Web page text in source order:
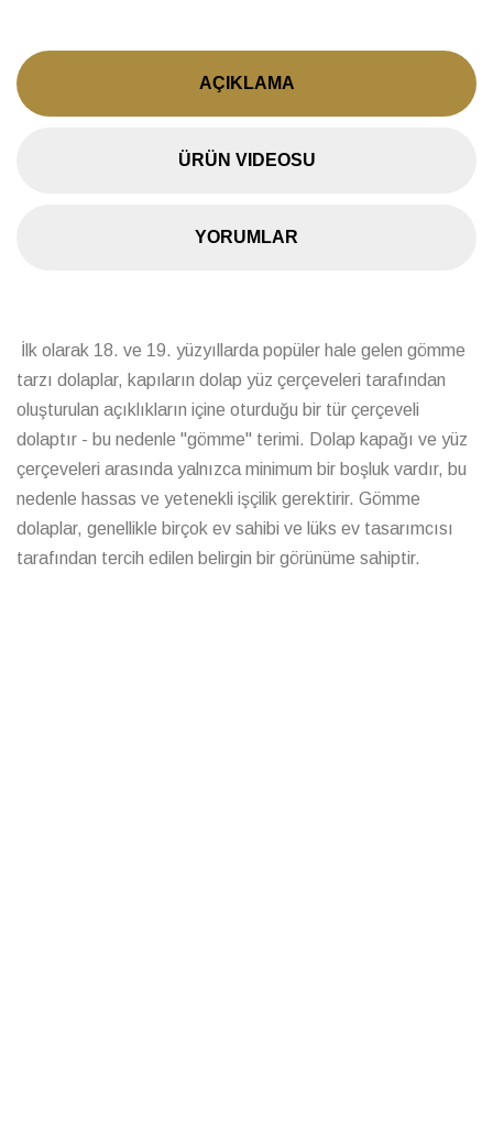
AÇIKLAMA
ÜRÜN VIDEOSU
YORUMLAR
İlk olarak 18. ve 19. yüzyıllarda popüler hale gelen gömme
tarzı dolaplar, kapıların dolap yüz çerçeveleri tarafından
oluşturulan açıklıkların içine oturduğu bir tür çerçeveli
dolaptır - bu nedenle "gömme" terimi. Dolap kapağı ve yüz
çerçeveleri arasında yalnızca minimum bir boşluk vardır, bu
nedenle hassas ve yetenekli işçilik gerektirir. Gömme
dolaplar, genellikle birçok ev sahibi ve lüks ev tasarımcısı
tarafından tercih edilen belirgin bir görünüme sahiptir.